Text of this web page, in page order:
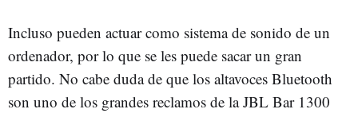
Incluso pueden actuar como sistema de sonido de un
ordenador, por lo que se les puede sacar un gran
partido. No cabe duda de que los altavoces Bluetooth
son uno de los grandes reclamos de la JBL Bar 1300